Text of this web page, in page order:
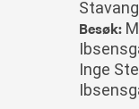
Besøk:
Inge